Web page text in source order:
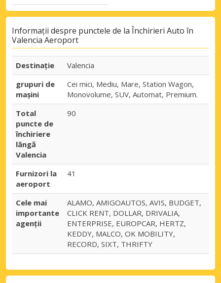
Informații despre punctele de la Închirieri Auto în
Valencia Aeroport
Destinaţie
Valencia
grupuri de
mașini
Cei mici, Mediu, Mare, Station Wagon,
Monovolume, SUV, Automat, Premium.
Total
puncte de
închiriere
lângă
Valencia
90
Furnizori la
aeroport
41
Cele mai
importante
agenții
ALAMO, AMIGOAUTOS, AVIS, BUDGET,
CLICK RENT, DOLLAR, DRIVALIA,
ENTERPRISE, EUROPCAR, HERTZ,
KEDDY, MALCO, OK MOBILITY,
RECORD, SIXT, THRIFTY